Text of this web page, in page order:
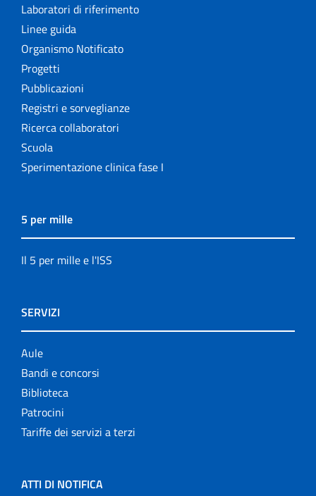
Laboratori di riferimento
Linee guida
Organismo Notificato
Progetti
Pubblicazioni
Registri e sorveglianze
Ricerca collaboratori
Scuola
Sperimentazione clinica fase I
5 per mille
Il 5 per mille e l'ISS
SERVIZI
Aule
Bandi e concorsi
Biblioteca
Patrocini
Tariffe dei servizi a terzi
ATTI DI NOTIFICA